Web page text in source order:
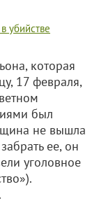
убийстве
которая
17 февраля,
был
не вышла
ее, он
уголовное